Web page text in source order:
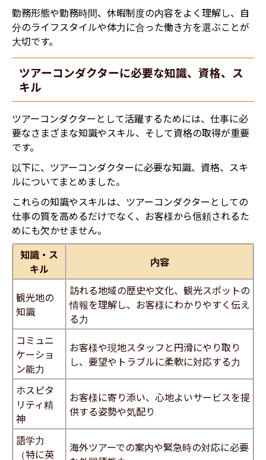
勤務形態や勤務時間、休暇制度の内容をよく理解し、自
分のライフスタイルや体力に合った働き方を選ぶことが
大切です。
ツアーコンダクターに必要な知識、資格、ス
キル
ツアーコンダクターとして活躍するためには、仕事に必
要なさまざまな知識やスキル、そして資格の取得が重要
です。
以下に、ツアーコンダクターに必要な知識、資格、スキ
ルについてまとめました。
これらの知識やスキルは、ツアーコンダクターとしての
仕事の質を高めるだけでなく、お客様から信頼されるた
めにも欠かせません。
知識・ス
キル
内容
観光地の
知識
訪れる地域の歴史や文化、観光スポットの
情報を理解し、お客様にわかりやすく伝え
る力
コミュニ
ケーショ
ン能力
お客様や現地スタッフと円滑にやり取り
し、要望やトラブルに柔軟に対応する力
ホスピタ
リティ精
神
お客様に寄り添い、心地よいサービスを提
供する姿勢や気配り
語学力
（特に英
海外ツアーでの案内や緊急時の対応に必要